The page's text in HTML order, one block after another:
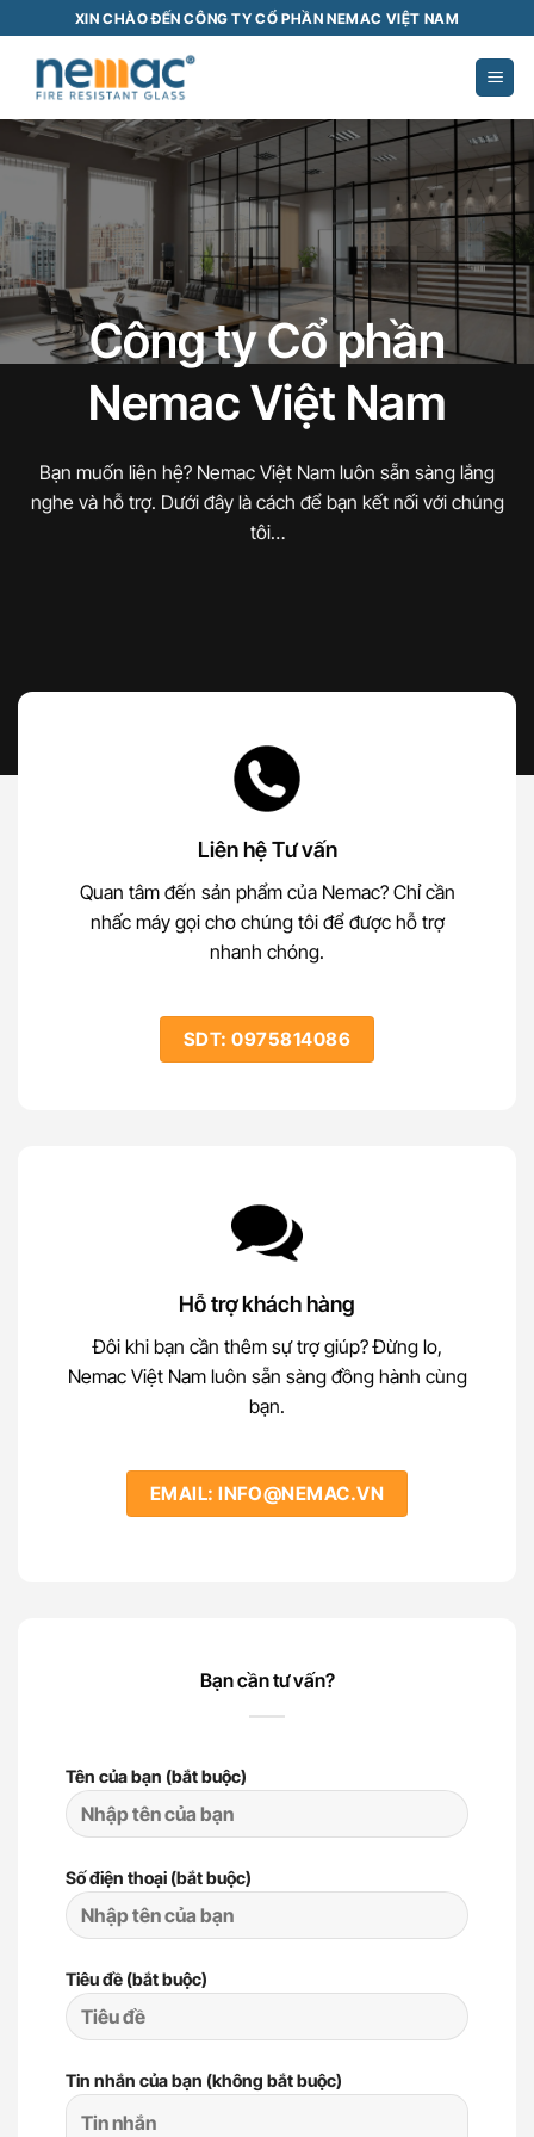
qua
dung
XIN CHÀO ĐẾN CÔNG TY CỔ PHẦN NEMAC VIỆT NAM
Công ty Cổ phần
Nemac Việt Nam
Bạn muốn liên hệ? Nemac Việt Nam luôn sẵn sàng lắng
nghe và hỗ trợ. Dưới đây là cách để bạn kết nối với chúng
tôi…
Liên hệ Tư vấn
Quan tâm đến sản phẩm của Nemac? Chỉ cần
nhấc máy gọi cho chúng tôi để được hỗ trợ
nhanh chóng.
SDT: 0975814086
Hỗ trợ khách hàng
Đôi khi bạn cần thêm sự trợ giúp? Đừng lo,
Nemac Việt Nam luôn sẵn sàng đồng hành cùng
bạn.
EMAIL: INFO@NEMAC.VN
Bạn cần tư vấn?
Tên của bạn (bắt buộc)
Số điện thoại (bắt buộc)
Tiêu đề (bắt buộc)
Tin nhắn của bạn (không bắt buộc)